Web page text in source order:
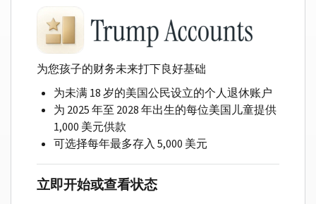
为您孩子的财务未来打下良好基础
为未满 18 岁的美国公民设立的个人退休账户
为 2025 年至 2028 年出生的每位美国儿童提供
1,000 美元供款
可选择每年最多存入 5,000 美元
立即开始或查看状态